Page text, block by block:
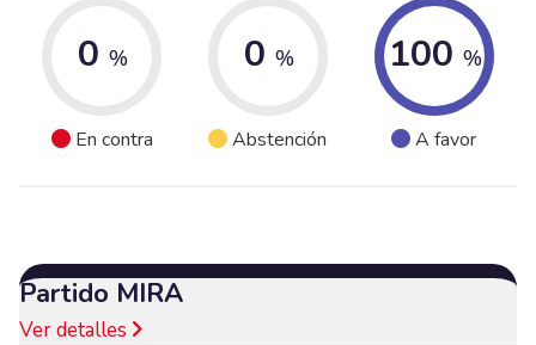
0 %
En contra
0 %
Abstención
100 %
A favor
Partido MIRA
Ver detalles